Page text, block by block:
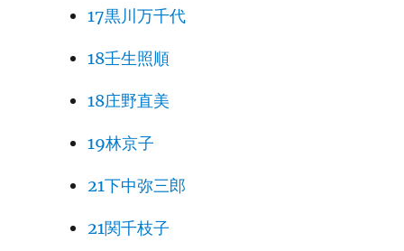
17黒川万千代
18壬生照順
18庄野直美
19林京子
21下中弥三郎
21関千枝子